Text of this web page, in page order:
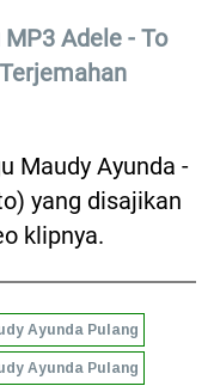
Adele - To
Maudy Ayunda -
yang disajikan
klipnya.
Ayunda Pulang
Ayunda Pulang